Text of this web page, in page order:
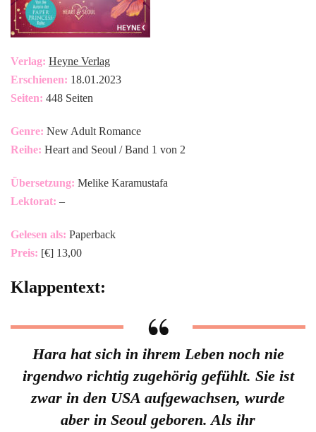
Verlag: Heyne Verlag
Erschienen: 18.01.2023
Seiten: 448 Seiten
Genre: New Adult Romance
Reihe: Heart and Seoul / Band 1 von 2
Übersetzung: Melike Karamustafa
Lektorat: –
Gelesen als: Paperback
Preis: [€] 13,00
Klappentext:
Hara hat sich in ihrem Leben noch nie
irgendwo richtig zugehörig gefühlt. Sie ist
zwar in den USA aufgewachsen, wurde
aber in Seoul geboren. Als ihr